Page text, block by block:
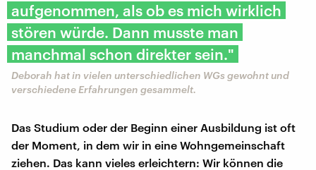
aufgenommen, als ob es mich wirklich
stören würde. Dann musste man
manchmal schon direkter sein."
Deborah hat in vielen unterschiedlichen WGs gewohnt und
verschiedene Erfahrungen gesammelt.
Das Studium oder der Beginn einer Ausbildung ist oft
der Moment, in dem wir in eine Wohngemeinschaft
ziehen. Das kann vieles erleichtern: Wir können die